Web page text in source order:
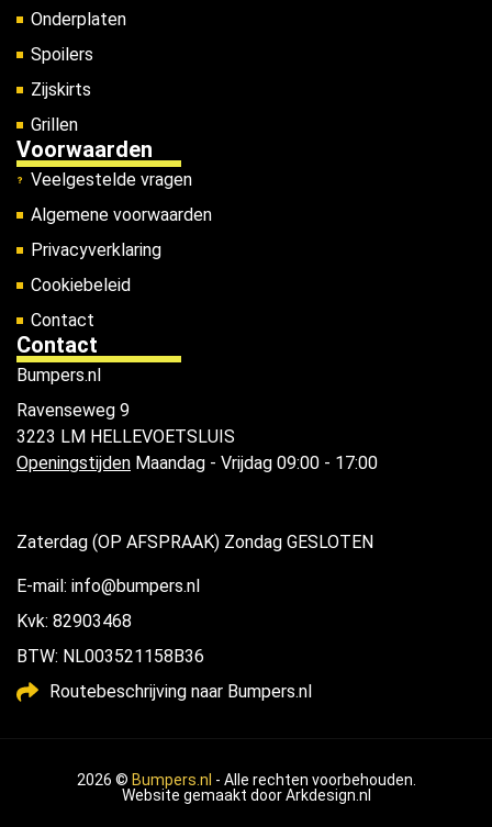
Onderplaten
Spoilers
Zijskirts
Grillen
Voorwaarden
Veelgestelde vragen
Algemene voorwaarden
Privacyverklaring
Cookiebeleid
Contact
Contact
Bumpers.nl
Ravenseweg 9
3223 LM HELLEVOETSLUIS
Openingstijden Maandag - Vrijdag 09:00 - 17:00
Zaterdag (OP AFSPRAAK) Zondag GESLOTEN
E-mail: info@bumpers.nl
Kvk: 82903468
BTW: NL003521158B36
Routebeschrijving naar Bumpers.nl
2026 © Bumpers.nl - Alle rechten voorbehouden.
Website gemaakt doorArkdesign.nl